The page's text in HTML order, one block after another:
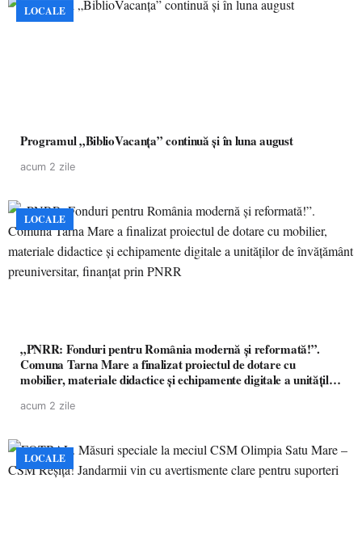
LOCALE
Programul „BiblioVacanța” continuă și în luna august
acum 2 zile
LOCALE
„PNRR: Fonduri pentru România modernă și reformată!”.
Comuna Tarna Mare a finalizat proiectul de dotare cu
mobilier, materiale didactice și echipamente digitale a unităților
acum 2 zile
LOCALE